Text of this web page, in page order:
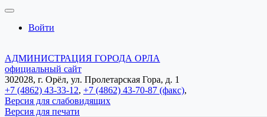
Войти
АДМИНИСТРАЦИЯ ГОРОДА ОРЛА
официальный сайт
302028, г. Орёл, ул. Пролетарская Гора, д. 1
+7 (4862) 43-33-12, +7 (4862) 43-70-87 (факс),
Версия для слабовидящих
Версия для печати